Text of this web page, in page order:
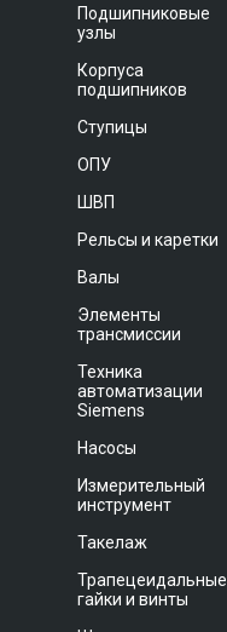
Подшипниковые
узлы
Корпуса
подшипников
Ступицы
ОПУ
ШВП
Рельсы и каретки
Валы
Элементы
трансмиссии
Техника
автоматизации
Siemens
Насосы
Измерительный
инструмент
Такелаж
Трапецеидальные
гайки и винты